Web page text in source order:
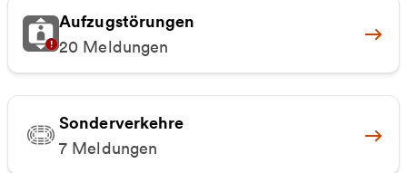
Aufzugstörungen
20 Meldungen
Alle
Sonderverkehre
7 Meldungen
Alle